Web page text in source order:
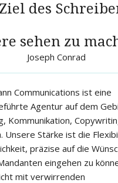
des
sehen zu
Joseph Conrad
Communications ist eine
Agentur auf dem
Kommunikation,
Unsere Stärke ist die
präzise auf die
eingehen zu
mit verwirrenden